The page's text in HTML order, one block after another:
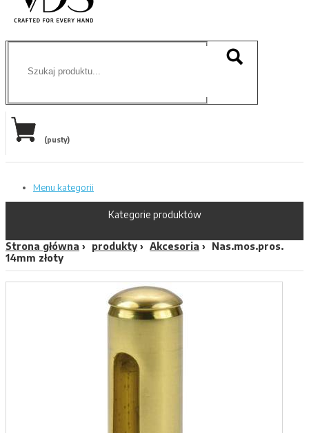
(pusty)
Menu kategorii
Kategorie produktów
Strona główna produkty Akcesoria
Nas.mos.pros.
14mm złoty